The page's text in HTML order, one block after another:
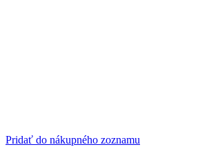
Pridať do nákupného zoznamu